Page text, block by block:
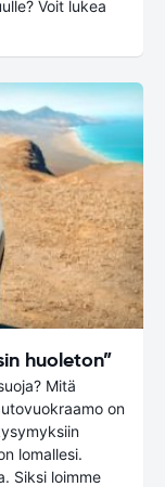
Voit lukea
huoleton”
Mitä
on
lomallesi.
Siksi loimme